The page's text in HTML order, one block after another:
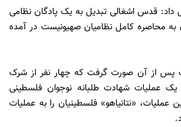
داد: قدس اشغالی تبدیل به یک پادگان نظامی
محاصره کامل نظامیان صهیونیست در آمده
پس از آن صورت گرفت که چهار نفر از شرک
عملیات شهادت طلبانه نوجوان فلسطینی
عملیات، «نتانیاهو» فلسطینیان را به عملیات